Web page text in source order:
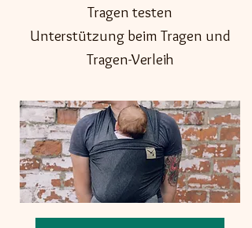
Tragen testen
Unterstützung beim Tragen und
Tragen-Verleih